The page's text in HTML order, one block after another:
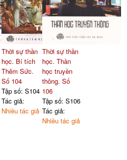
Thời sự thần
học. Bí tích
Thêm Sức.
Số 104
Tập số: S104
Tác giả:
Nhiều tác giả
Thời sự thần
học. Thần
học truyền
thông. Số
106
Tập số: S106
Tác giả:
Nhiều tác giả